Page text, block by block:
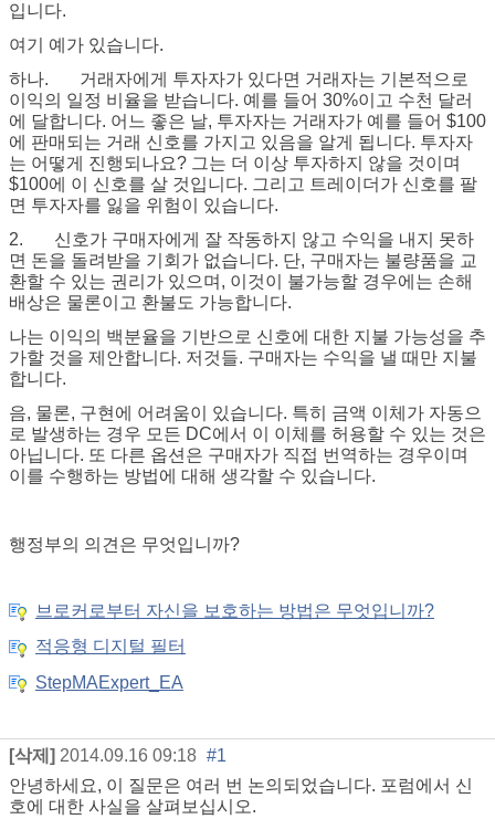
입니다.
여기 예가 있습니다.
하나.
거래자에게 투자자가 있다면 거래자는 기본적으로
이익의 일정 비율을 받습니다. 예를 들어 30%이고 수천 달러
에 달합니다. 어느 좋은 날, 투자자는 거래자가 예를 들어 $100
에 판매되는 거래 신호를 가지고 있음을 알게 됩니다. 투자자
는 어떻게 진행되나요? 그는 더 이상 투자하지 않을 것이며
$100에 이 신호를 살 것입니다. 그리고 트레이더가 신호를 팔
면 투자자를 잃을 위험이 있습니다.
2.
신호가 구매자에게 잘 작동하지 않고 수익을 내지 못하
면 돈을 돌려받을 기회가 없습니다. 단, 구매자는 불량품을 교
환할 수 있는 권리가 있으며, 이것이 불가능할 경우에는 손해
배상은 물론이고 환불도 가능합니다.
나는 이익의 백분율을 기반으로 신호에 대한 지불 가능성을 추
가할 것을 제안합니다. 저것들. 구매자는 수익을 낼 때만 지불
합니다.
음, 물론, 구현에 어려움이 있습니다. 특히 금액 이체가 자동으
로 발생하는 경우 모든 DC에서 이 이체를 허용할 수 있는 것은
아닙니다. 또 다른 옵션은 구매자가 직접 번역하는 경우이며
이를 수행하는 방법에 대해 생각할 수 있습니다.
행정부의 의견은 무엇입니까?
브로커로부터 자신을 보호하는 방법은 무엇입니까?
적응형 디지털 필터
StepMAExpert_EA
[삭제] 2014.09.16 09:18 #1
안녕하세요, 이 질문은 여러 번 논의되었습니다. 포럼에서 신
호에 대한 사실을 살펴보십시오.